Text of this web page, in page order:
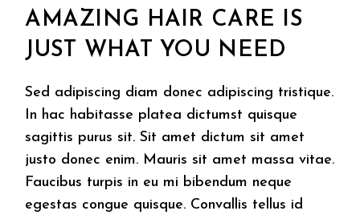
AMAZING HAIR CARE IS
JUST WHAT YOU NEED
Sed adipiscing diam donec adipiscing tristique.
In hac habitasse platea dictumst quisque
sagittis purus sit. Sit amet dictum sit amet
justo donec enim. Mauris sit amet massa vitae.
Faucibus turpis in eu mi bibendum neque
egestas congue quisque. Convallis tellus id